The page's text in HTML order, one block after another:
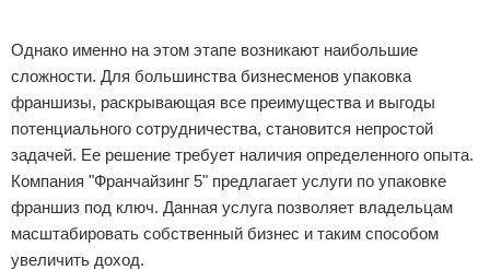
Однако именно на этом этапе возникают наибольшие
сложности. Для большинства бизнесменов упаковка
франшизы, раскрывающая все преимущества и выгоды
потенциального сотрудничества, становится непростой
задачей. Ее решение требует наличия определенного опыта.
Компания "Франчайзинг 5" предлагает услуги по упаковке
франшиз под ключ. Данная услуга позволяет владельцам
масштабировать собственный бизнес и таким способом
увеличить доход.